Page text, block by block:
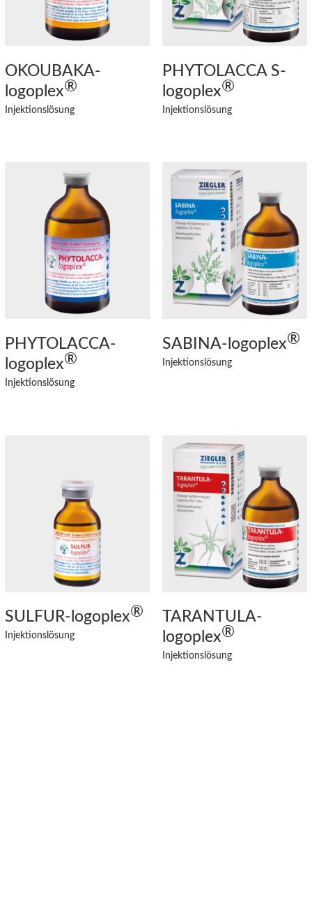
OKOUBAKA-
logoplex®
Injektionslösung
PHYTOLACCA S-
logoplex®
Injektionslösung
PHYTOLACCA-
logoplex®
Injektionslösung
SABINA-logoplex®
Injektionslösung
SULFUR-logoplex®
Injektionslösung
TARANTULA-
logoplex®
Injektionslösung